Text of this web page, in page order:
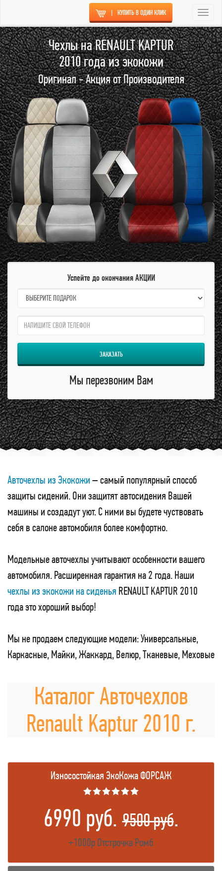
| КУПИТЬ В ОДИН КЛИК
Чехлы на RENAULT KAPTUR
2010 года из экокожи
Оригинал - Акция от Производителя
Успейте до окончания АКЦИИ
name:
qzw:
ЗАКАЗАТЬ
Мы перезвоним Вам
Авточехлы из Экокожи– самый популярный способ
защиты сидений. Они защитят автосидения Вашей
машины и создадут уют. С ними вы будете чуствовать
себя в салоне автомобиля более комфортно.
Модельные авточехлы учитывают особенности вашего
автомобиля. Расширенная гарантия на 2 года. Наши
чехлы из экокожи на сиденья RENAULT KAPTUR 2010
года это хороший выбор!
Мы не продаем следующие модели: Универсальные,
Каркасные, Майки, Жаккард, Велюр, Тканевые, Меховые
Каталог Авточехлов
Renault Kaptur 2010 г.
Износостойкая ЭкоКожа ФОРСАЖ
★★★★★★
6990 руб.9500 руб.
+1000р Отстрочка Ромб